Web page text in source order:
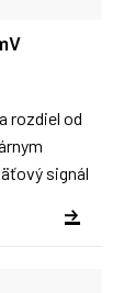
rozdiel od
signál